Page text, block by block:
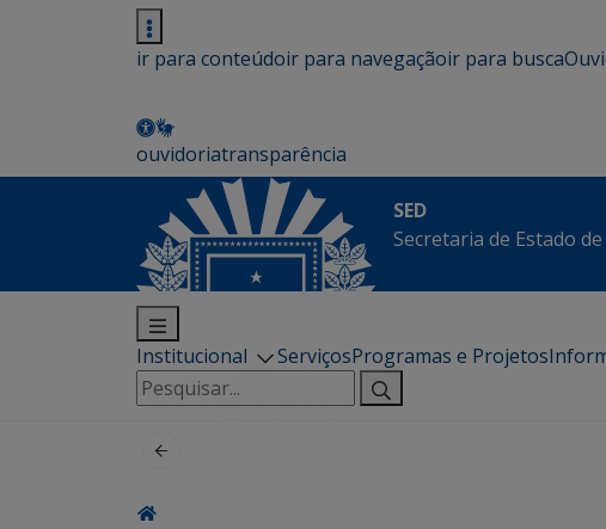
ir para conteúdoir para navegaçãoir para busca
ouvidoriatransparência
SED
Secretaria de Estado de
Institucional ServiçosProgramas e Projetos
Pesquisar
por: